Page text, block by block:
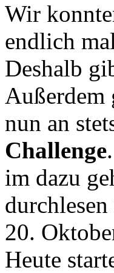
Wir
endlich
Deshalb
Außerdem
nun an
Challenge
im dazu
20.
Heute